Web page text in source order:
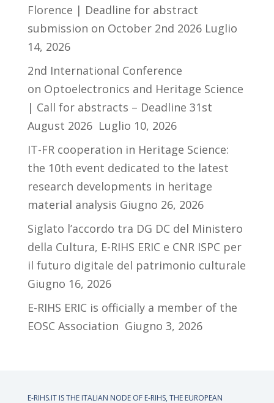
Florence | Deadline for abstract
submission on October 2nd 2026 Luglio
14, 2026
2nd International Conference
on Optoelectronics and Heritage Science
| Call for abstracts – Deadline 31st
August 2026 Luglio 10, 2026
IT-FR cooperation in Heritage Science:
the 10th event dedicated to the latest
research developments in heritage
material analysis Giugno 26, 2026
Siglato l’accordo tra DG DC del Ministero
della Cultura, E-RIHS ERIC e CNR ISPC per
il futuro digitale del patrimonio culturale
Giugno 16, 2026
E-RIHS ERIC is officially a member of the
EOSC Association Giugno 3, 2026
E-RIHS.IT IS THE ITALIAN NODE OF E-RIHS, THE EUROPEAN